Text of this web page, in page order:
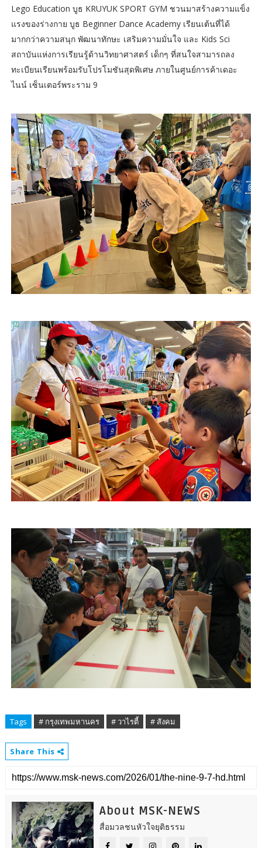
Lego Education บูธ KRUYUK SPORT GYM ชวนมาสร้างความแข็ง
แรงของร่างกาย บูธ Beginner Dance Academy เรียนเต้นที่ได้
มากกว่าความสนุก พัฒนาทักษะ เสริมความมั่นใจ และ Kids Sci
สถาบันแห่งการเรียนรู้ด้านวิทยาศาสตร์ เด็กๆ ที่สนใจสามารถลง
ทะเบียนเรียนพร้อมรับโปรโมชันสุดพิเศษ ภายในศูนย์การค้าเดอะ
ไนน์ เซ็นเตอร์พระราม 9
Tags # กรุงเทพมหานคร # วาไรตี้ # สังคม
Share This
About MSK-NEWS
สื่อมวลชนหัวใจยุติธรรม